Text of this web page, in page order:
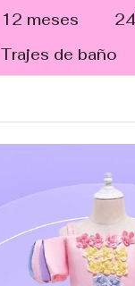
12 meses
Trajes de baño